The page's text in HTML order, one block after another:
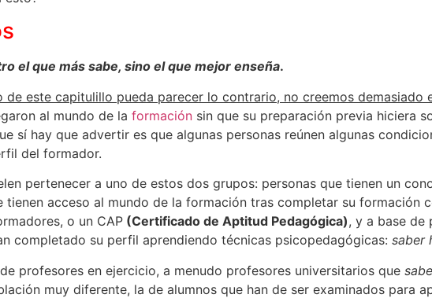
el que más sabe, sino el que mejor enseña.
de este capitulillo pueda parecer lo contrario, no creemos demasiado
al mundo de la formación sin que su preparación previa hiciera
sí hay que advertir es que algunas personas reúnen algunas
del formador.
pertenecer a uno de estos dos grupos: personas que tienen un
tienen acceso al mundo de la formación tras completar su formación
o un CAP (Certificado de Aptitud Pedagógica), y a base de
completado su perfil aprendiendo técnicas psicopedagógicas: saber
profesores en ejercicio, a menudo profesores universitarios que
muy diferente, la de alumnos que han de ser examinados para